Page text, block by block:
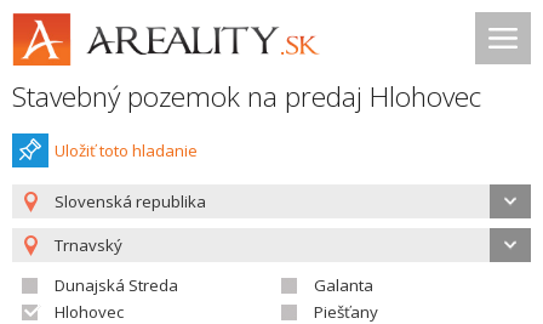
Stavebný pozemok na predaj Hlohovec
Uložiť toto hladanie
Slovenská republika
Trnavský
Dunajská Streda
Galanta
Hlohovec
Piešťany